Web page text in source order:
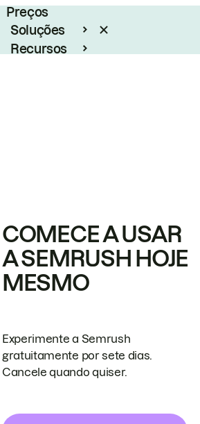
Preços
Soluções
Recursos
COMECE A USAR
A SEMRUSH HOJE
MESMO
Experimente a Semrush
gratuitamente por sete dias.
Cancele quando quiser.